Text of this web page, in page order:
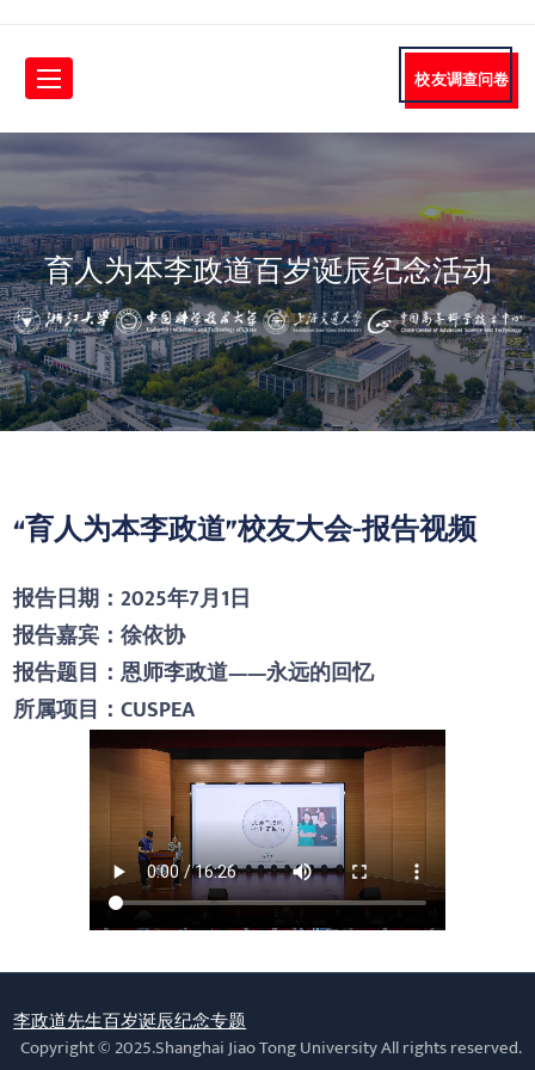
校友调查问卷
育人为本李政道百岁诞辰纪念活动
“育人为本李政道”校友大会-报告视频
报告日期：2025年7月1日
报告嘉宾：徐依协
报告题目：恩师李政道——永远的回忆
所属项目：CUSPEA
李政道先生百岁诞辰纪念专题
Copyright © 2025.Shanghai Jiao Tong University All rights reserved.